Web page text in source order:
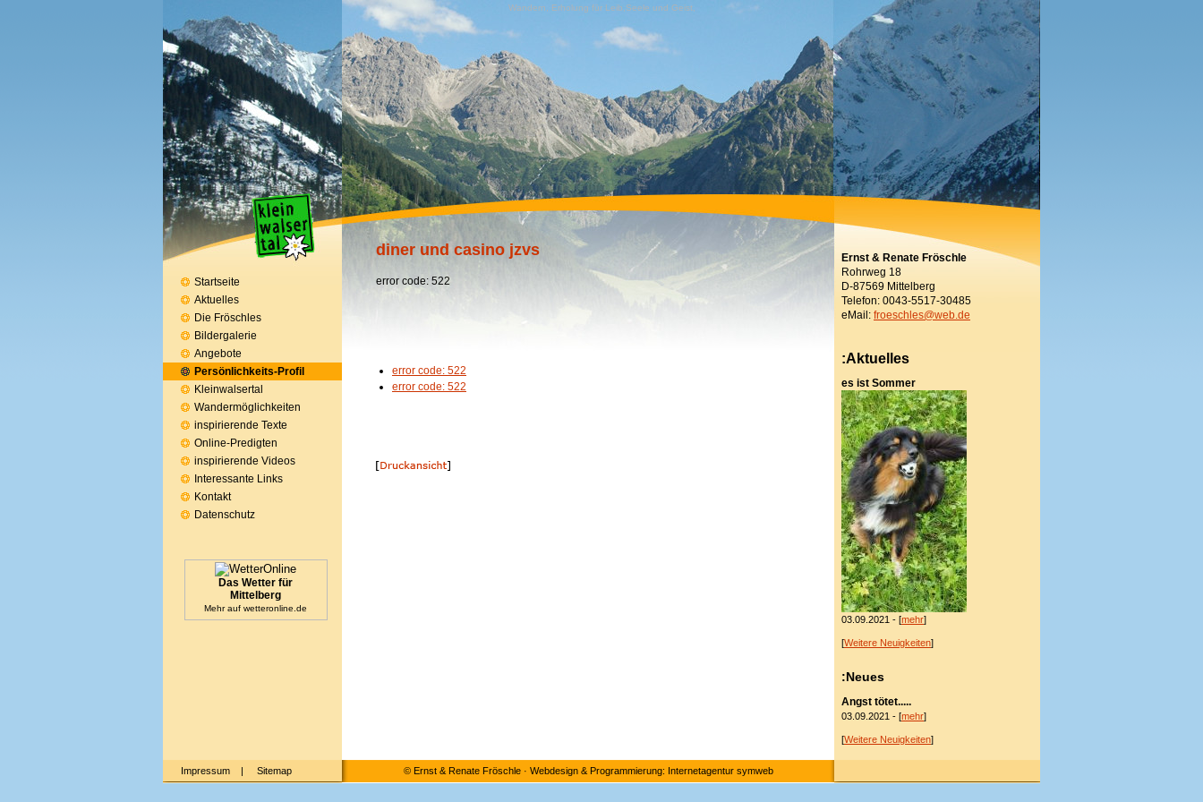
Wandern, Erholung für Leib,Seele und Geist,
diner und casino jzvs
error code: 522
error code: 522
error code: 522
Startseite
Aktuelles
Die Fröschles
Bildergalerie
Angebote
Persönlichkeits-Profil
Kleinwalsertal
Wandermöglichkeiten
inspirierende Texte
Online-Predigten
inspirierende Videos
Interessante Links
Kontakt
Datenschutz
Das Wetter für
Mittelberg
Mehr auf wetteronline.de
Ernst & Renate Fröschle
Rohrweg 18
D-87569 Mittelberg
Telefon: 0043-5517-30485
eMail: froeschles@web.de
:Aktuelles
es ist Sommer
03.09.2021 - [mehr]
[Weitere Neuigkeiten]
:Neues
Angst tötet.....
03.09.2021 - [mehr]
[Weitere Neuigkeiten]
Impressum | Sitemap © Ernst & Renate Fröschle· Webdesign & Programmierung: Internetagentur symweb